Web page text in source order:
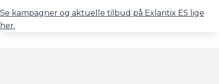
Se kampagner og aktuelle tilbud på Exlantix ES lige
her.